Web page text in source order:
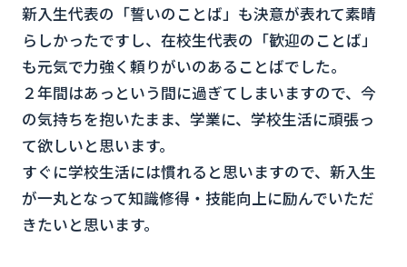
新入生代表の「誓いのことば」も決意が表れて素晴
らしかったですし、在校生代表の「歓迎のことば」
も元気で力強く頼りがいのあることばでした。
２年間はあっという間に過ぎてしまいますので、今
の気持ちを抱いたまま、学業に、学校生活に頑張っ
て欲しいと思います。
すぐに学校生活には慣れると思いますので、新入生
が一丸となって知識修得・技能向上に励んでいただ
きたいと思います。